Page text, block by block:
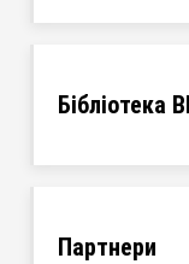
Бібліотека
Партнери